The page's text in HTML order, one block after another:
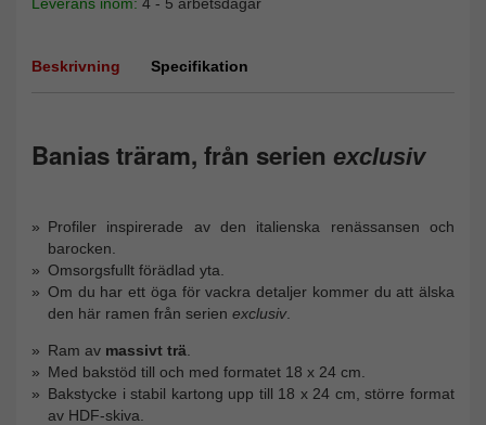
Beskrivning Specifikation
Banias träram, från serien exclusiv
Profiler inspirerade av den italienska renässansen och
barocken.
Omsorgsfullt förädlad yta.
Om du har ett öga för vackra detaljer kommer du att älska
den här ramen från serien exclusiv.
Ram av massivt trä
Med bakstöd till och med formatet 18 x 24 cm.
Bakstycke i stabil kartong upp till 18 x 24 cm, större format
av HDF-skiva.